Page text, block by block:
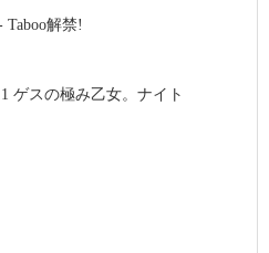
Taboo解禁!
ゲスの極み乙女。ナイト